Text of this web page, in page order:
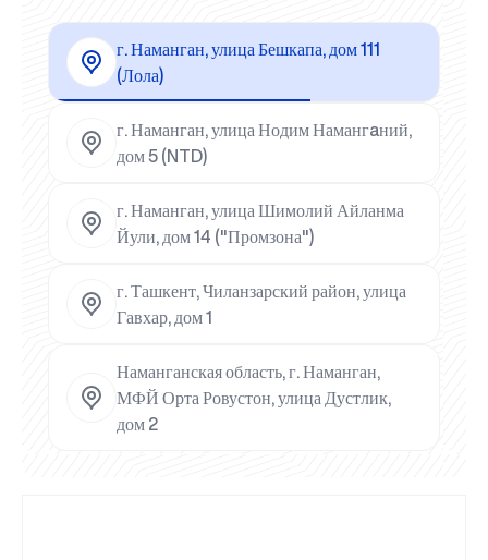
г. Наманган, улица Бешкапа, дом 111
(Лола)
г. Наманган, улица Нодим Намангaний,
дом 5 (NTD)
г. Наманган, улица Шимолий Айланма
Йули, дом 14 ("Промзона")
г. Ташкент, Чиланзарский район, улица
Гавхар, дом 1
Наманганская область, г. Наманган,
МФЙ Орта Ровустон, улица Дустлик,
дом 2